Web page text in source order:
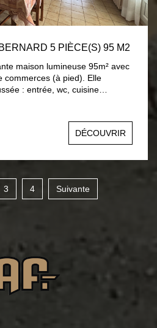
5 PIÈCE(S) 95 M2
(à pied). Elle
: entrée, wc, cuisine
8.30m² avec vue et accès
A l'étage : trois chambres
salle de bains 3.40m² av/wc.
Beau jardin 560m² avec
sur terrain. Chauffage
DÉCOUVRIR
3 4 Suivante